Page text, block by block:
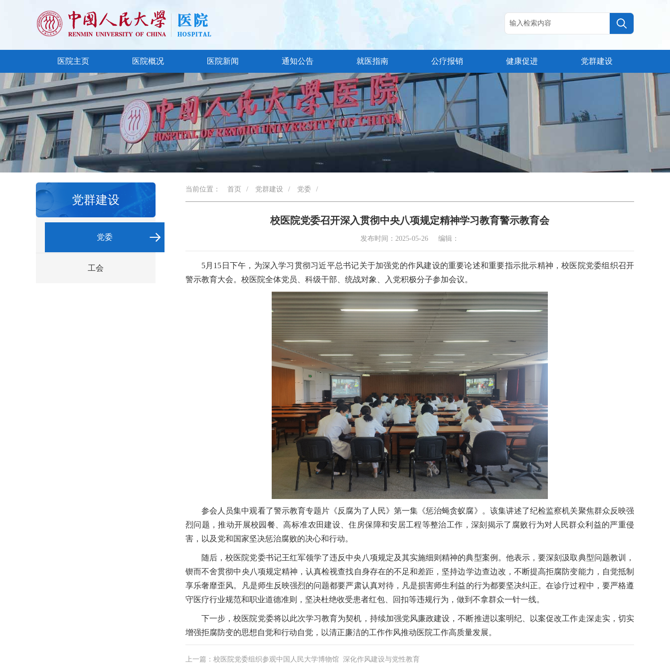
医院主页 医院概况 医院新闻 通知公告 就医指南 公疗报销 健康促进 党群建设
党群建设
党委
工会
当前位置： 首页 / 党群建设 / 党委 /
校医院党委召开深入贯彻中央八项规定精神学习教育警示教育会
发布时间：2025-05-26 编辑：
5月15日下午，为深入学习贯彻习近平总书记关于加强党的作风建设的重要论述和重要指示批示精神，校医院党委组织召开
警示教育大会。校医院全体党员、科级干部、统战对象、入党积极分子参加会议。
参会人员集中观看了警示教育专题片《反腐为了人民》第一集《惩治蝇贪蚁腐》。该集讲述了纪检监察机关聚焦群众反映强
烈问题，推动开展校园餐、高标准农田建设、住房保障和安居工程等整治工作，深刻揭示了腐败行为对人民群众利益的严重侵
害，以及党和国家坚决惩治腐败的决心和行动。
随后，校医院党委书记王红军领学了违反中央八项规定及其实施细则精神的典型案例。他表示，要深刻汲取典型问题教训，
锲而不舍贯彻中央八项规定精神，认真检视查找自身存在的不足和差距，坚持边学边查边改，不断提高拒腐防变能力，自觉抵制
享乐奢靡歪风。凡是师生反映强烈的问题都要严肃认真对待，凡是损害师生利益的行为都要坚决纠正。在诊疗过程中，要严格遵
守医疗行业规范和职业道德准则，坚决杜绝收受患者红包、回扣等违规行为，做到不拿群众一针一线。
下一步，校医院党委将以此次学习教育为契机，持续加强党风廉政建设，不断推进以案明纪、以案促改工作走深走实，切实
增强拒腐防变的思想自觉和行动自觉，以清正廉洁的工作作风推动医院工作高质量发展。
上一篇：校医院党委组织参观中国人民大学博物馆 深化作风建设与党性教育